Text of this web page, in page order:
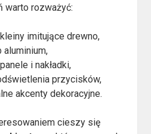
warto rozważyć:
imitujące drewno,
aluminium,
i nakładki,
przycisków,
akcenty dekoracyjne.
cieszy się